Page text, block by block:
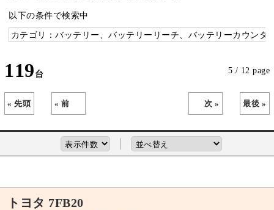
以下の条件で検索中
カテゴリ：バッテリー、バッテリーリーチ、バッテリーカウンタ
119 5 / 12 page
« 先頭 « 前 次 » 最後 »
トヨタ 7FB20